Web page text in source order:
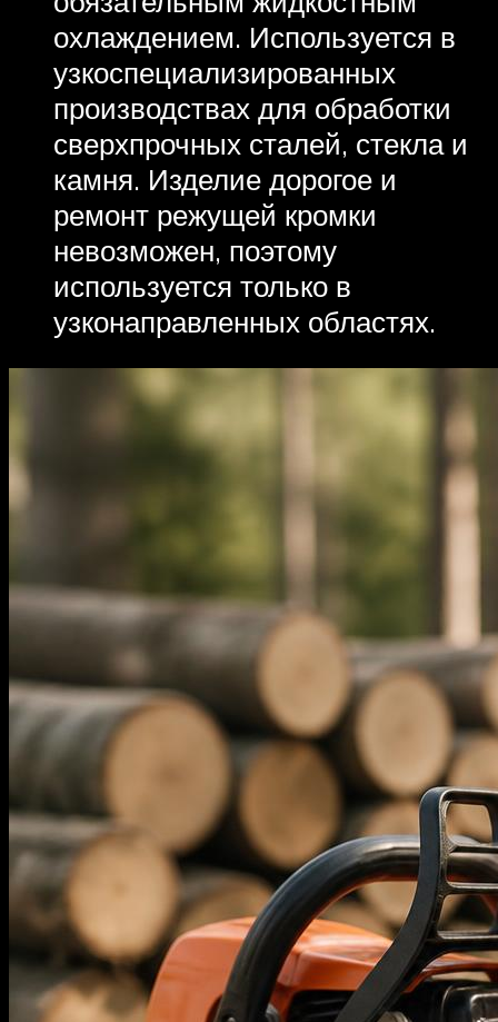
охлаждением. Используется в
узкоспециализированных
производствах для обработки
сверхпрочных сталей, стекла и
камня. Изделие дорогое и
ремонт режущей кромки
невозможен, поэтому
используется только в
узконаправленных областях.